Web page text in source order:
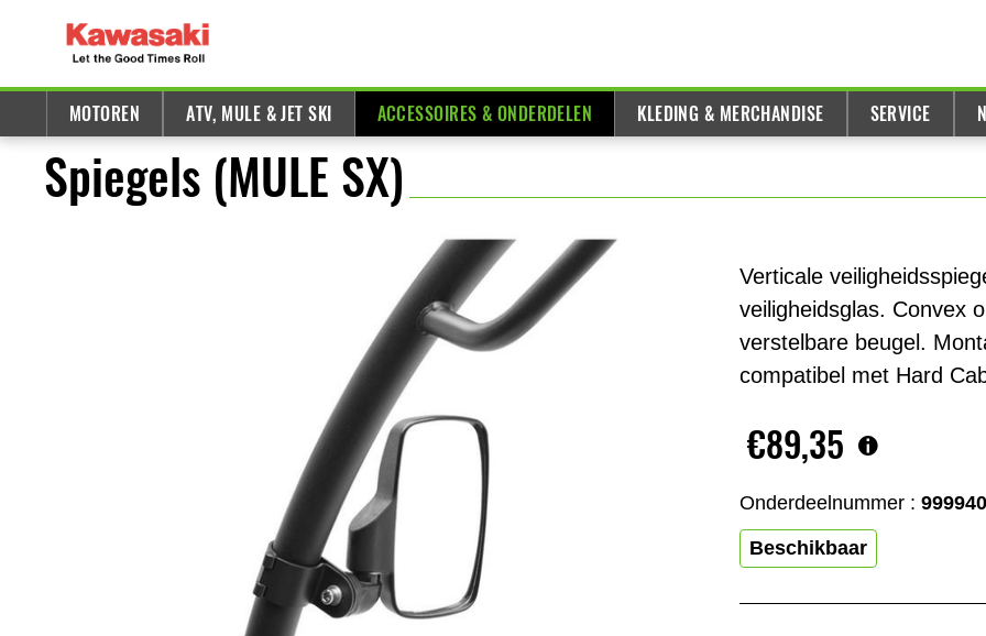
MOTOREN ATV, MULE & JET SKI ACCESSOIRES & ONDERDELEN KLEDING & MERCHANDISE SERVICE
Spiegels (MULE SX)
Verticale
veiligheidsglas. Convex
verstelbare beugel.
compatibel met Hard
€89,35
Onderdeelnummer :
Beschikbaar